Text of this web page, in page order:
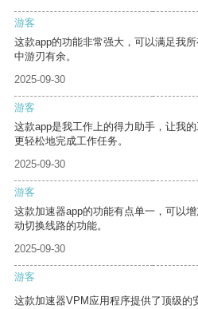
游客
这款app的功能非常强大，可以满足我
中游刃有余。
2025-09-30
游客
这款app是我工作上的得力助手，让我
更轻松地完成工作任务。
2025-09-30
游客
这款加速器app的功能有点单一，可以
动切换线路的功能。
2025-09-30
游客
这款加速器VPM应用程序提供了顶级的